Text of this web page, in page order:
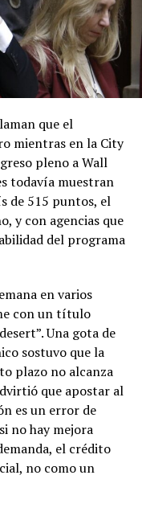
que el
mientras en la City
pleno a Wall
todavía muestran
de 515 puntos, el
y con agencias que
del programa
en varios
con un título
Una gota de
sostuvo que la
plazo no alcanza
que apostar al
es un error de
no hay mejora
el crédito
no como un